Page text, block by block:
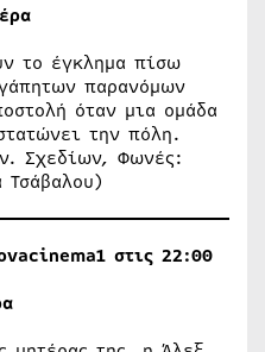
το έγκλημα πίσω
παρανόμων
όταν μια ομάδα
την πόλη.
Σχεδίων, Φωνές:
Τσάβαλου)
στις 22:00